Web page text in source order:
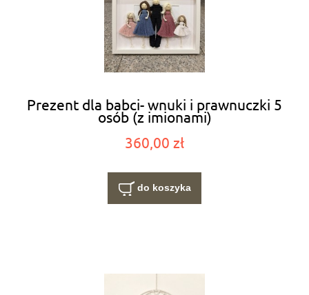
Prezent dla babci- wnuki i prawnuczki 5
osób (z imionami)
360,00 zł
do koszyka